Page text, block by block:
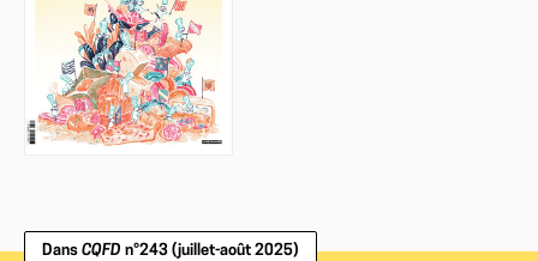
Dans CQFD n°243 (juillet-août 2025)